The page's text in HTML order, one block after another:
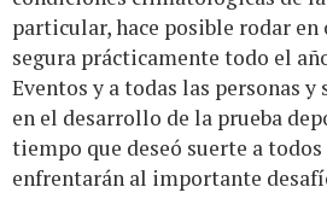
particular, hace posible rodar
segura prácticamente todo el
Eventos y a todas las personas
en el desarrollo de la prueba
tiempo que deseó suerte a
enfrentarán al importante